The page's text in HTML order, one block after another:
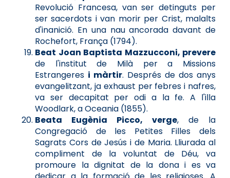
Revolució Francesa, van ser detinguts per
ser sacerdots i van morir per Crist, malalts
d'inanició. En una nau ancorada davant de
Rochefort, França (1794).
Beat Joan Baptista Mazzucconi, prevere
de l'institut de Milà per a Missions
Estrangeres i màrtir. Després de dos anys
evangelitzant, ja exhaust per febres i nafres,
va ser decapitat per odi a la fe. A l'illa
Woodlark, a Oceania (1855).
Beata Eugènia Picco, verge, de la
Congregació de les Petites Filles dels
Sagrats Cors de Jesús i de Maria. Lliurada al
compliment de la voluntat de Déu, va
promoure la dignitat de la dona i es va